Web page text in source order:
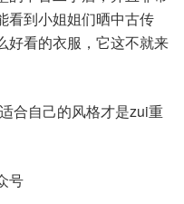
看到小姐姐们晒中古传
好看的衣服，它这不就来
合自己的风格才是zui重
号